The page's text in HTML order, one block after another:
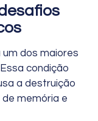
dos maiores
condição
a destruição
memória e